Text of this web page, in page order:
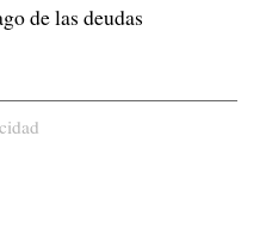
de las deudas